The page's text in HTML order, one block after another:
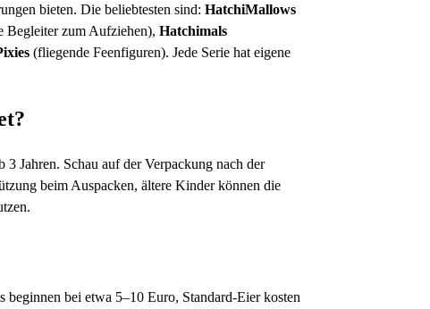
bieten. Die beliebtesten sind: HatchiMallows
Begleiter zum Aufziehen), Hatchimals
(fliegende Feenfiguren). Jede Serie hat eigene
3 Jahren. Schau auf der Verpackung nach der
beim Auspacken, ältere Kinder können die
bei etwa 5–10 Euro, Standard-Eier kosten